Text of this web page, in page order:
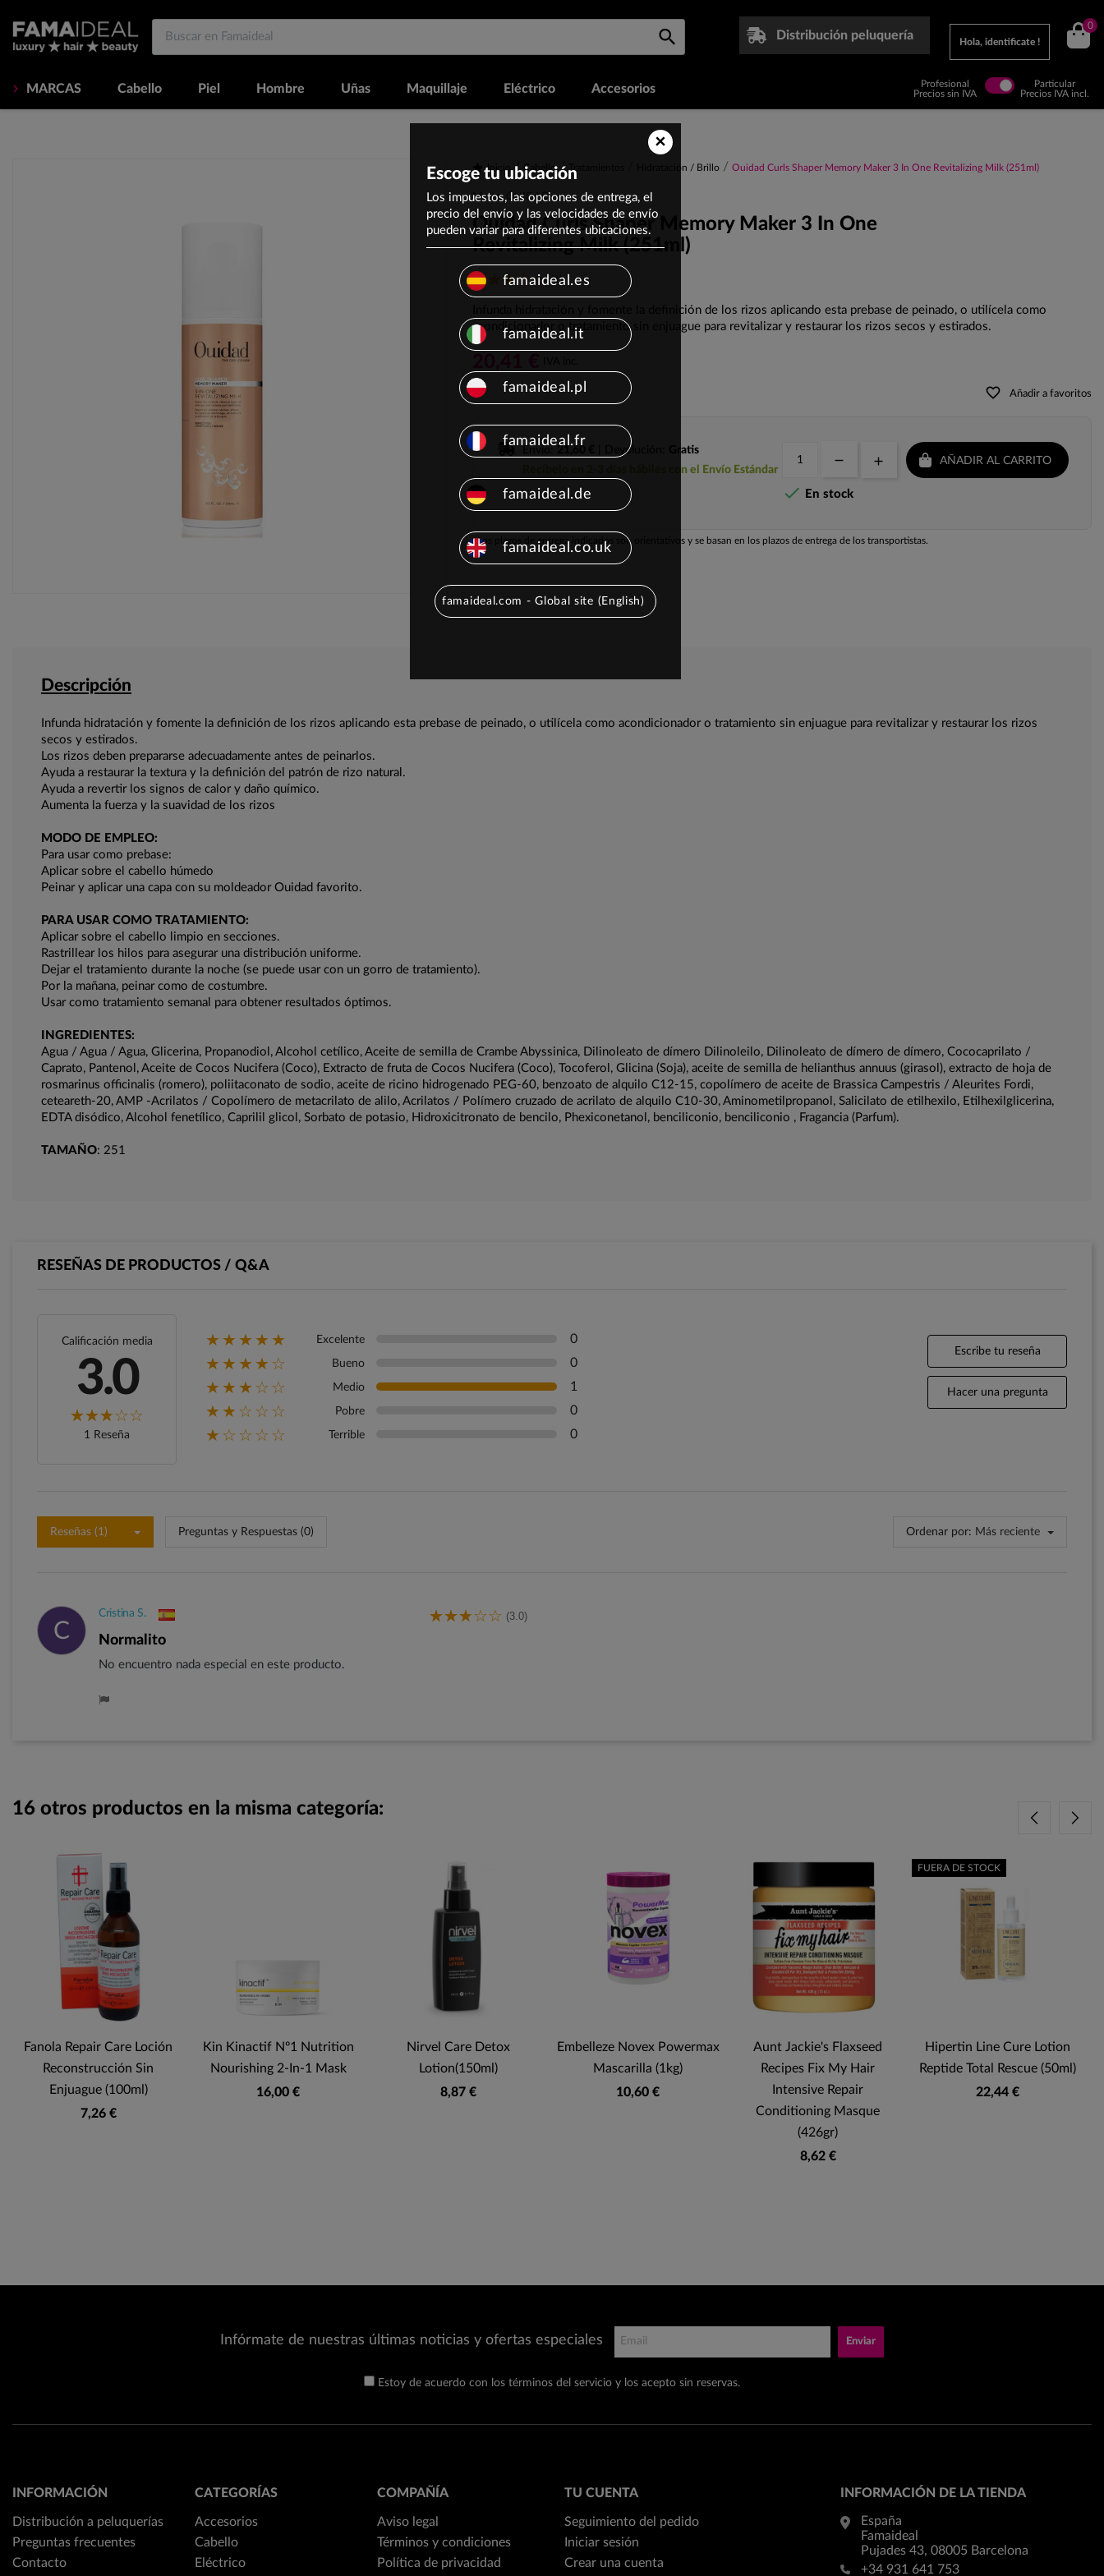
Distribución peluquería
Hola, identificate !
0
MARCAS Cabello Piel Hombre Uñas Maquillaje Eléctrico Accesorios
Profesional
Precios sin IVA
Particular
Precios IVA incl.
Inicio Cabello Hidratación / Brillo Ouidad Curls Shaper Memory Maker 3 In One Revitalizing Milk (251ml)
Marca: OUIDAD
Ouidad Curls Shaper Memory Maker 3 In One
Revitalizing Milk (251ml)
(1)
Infunda hidratación y fomente la definición de los rizos aplicando esta prebase de peinado, o utilícela como
acondicionador o tratamiento sin enjuague para revitalizar y restaurar los rizos secos y estirados.
favorite_border Añadir a favoritos
| Devolución:
Gratis
Recíbelo en 2-3 días hábiles con el Envío Estándar
AÑADIR AL CARRITO
 En stock
Los plazos de entrega indicados son orientativos y se basan en los plazos de entrega de los transportistas.
Descripción
Infunda hidratación y fomente la definición de los rizos aplicando esta prebase de peinado, o utilícela como acondicionador o tratamiento sin enjuague para revitalizar y restaurar los rizos
secos y estirados.
Los rizos deben prepararse adecuadamente antes de peinarlos.
Ayuda a restaurar la textura y la definición del patrón de rizo natural.
Ayuda a revertir los signos de calor y daño químico.
Aumenta la fuerza y ​​la suavidad de los rizos
MODO DE EMPLEO:
Para usar como prebase:
Aplicar sobre el cabello húmedo
Peinar y aplicar una capa con su moldeador Ouidad favorito.
PARA USAR COMO TRATAMIENTO:
Aplicar sobre el cabello limpio en secciones.
Rastrillear los hilos para asegurar una distribución uniforme.
Dejar el tratamiento durante la noche (se puede usar con un gorro de tratamiento).
Por la mañana, peinar como de costumbre.
Usar como tratamiento semanal para obtener resultados óptimos.
INGREDIENTES:
Agua / Agua / Agua, Glicerina, Propanodiol, Alcohol cetílico, Aceite de semilla de Crambe Abyssinica, Dilinoleato de dímero Dilinoleilo, Dilinoleato de dímero de dímero, Cococaprilato /
Caprato, Pantenol, Aceite de Cocos Nucifera (Coco), Extracto de fruta de Cocos Nucifera (Coco), Tocoferol, Glicina (Soja), aceite de semilla de helianthus annuus (girasol), extracto de hoja de
rosmarinus officinalis (romero), poliitaconato de sodio, aceite de ricino hidrogenado PEG-60, benzoato de alquilo C12-15, copolímero de aceite de Brassica Campestris / Aleurites Fordi,
ceteareth-20, AMP -Acrilatos / Copolímero de metacrilato de alilo, Acrilatos / Polímero cruzado de acrilato de alquilo C10-30, Aminometilpropanol, Salicilato de etilhexilo, Etilhexilglicerina,
EDTA disódico, Alcohol fenetílico, Caprilil glicol, Sorbato de potasio, Hidroxicitronato de bencilo, Phexiconetanol, benciliconio, benciliconio , Fragancia (Parfum).
TAMAÑO: 251
RESEÑAS DE PRODUCTOS / Q&A
Calificación media
3.0
1 Reseña
★★★★★ Excelente 0
★★★★☆ Bueno 0
★★★☆☆ Medio 1
★★☆☆☆ Pobre 0
★☆☆☆☆ Terrible 0
Escribe tu reseña
Hacer una pregunta
Reseñas (1) Preguntas y Respuestas (0) Ordenar por: Más reciente
C
Cristina S. (3.0)
Normalito
No encuentro nada especial en este producto.
16 otros productos en la misma categoría:
Fanola Repair Care Loción
Reconstrucción Sin
Enjuague (100ml)
7,26 €
Kin Kinactif Nº1 Nutrition
Nourishing 2-In-1 Mask
16,00 €
Nirvel Care Detox
Lotion(150ml)
8,87 €
Embelleze Novex Powermax
Mascarilla (1kg)
10,60 €
Aunt Jackie's Flaxseed
Recipes Fix My Hair
Intensive Repair
Conditioning Masque
(426gr)
8,62 €
Hipertin Line Cure Lotion
Reptide Total Rescue (50ml)
22,44 €
FUERA DE STOCK
Infórmate de nuestras últimas noticias y ofertas especiales Enviar
Estoy de acuerdo con los términos del servicio y los acepto sin reservas.
INFORMACIÓN
Distribución a peluquerías
Preguntas frecuentes
Contacto
CATEGORÍAS
Accesorios
Cabello
Eléctrico
COMPAÑÍA
Aviso legal
Términos y condiciones
Política de privacidad
TU CUENTA
Seguimiento del pedido
Iniciar sesión
Crear una cuenta
INFORMACIÓN DE LA TIENDA
España
Famaideal
Pujades 43, 08005 Barcelona
+34 931 641 753
×
Escoge tu ubicación
Los impuestos, las opciones de entrega, el
precio del envío y las velocidades de envío
pueden variar para diferentes ubicaciones.
famaideal.es
famaideal.it
famaideal.pl
famaideal.fr
famaideal.de
famaideal.co.uk
famaideal.com - Global site (English)